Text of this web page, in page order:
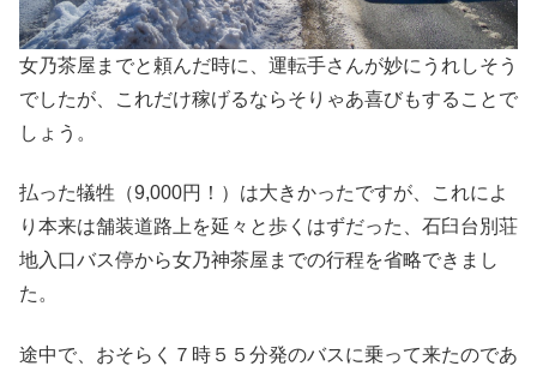
女乃茶屋までと頼んだ時に、運転手さんが妙にうれしそう
でしたが、これだけ稼げるならそりゃあ喜びもすることで
しょう。
払った犠牲（9,000円！）は大きかったですが、これによ
り本来は舗装道路上を延々と歩くはずだった、石臼台別荘
地入口バス停から女乃神茶屋までの行程を省略できまし
た。
途中で、おそらく７時５５分発のバスに乗って来たのであ